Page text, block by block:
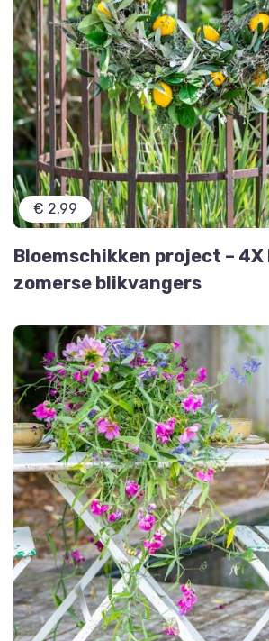
€ 2,99
Bloemschikken project – 4X
zomerse blikvangers